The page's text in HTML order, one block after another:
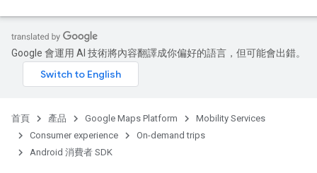
Google 會運用 AI 技術將內容翻譯成你偏好的語言，但可能會出錯。
首頁 產品 Google Maps Platform
Mobility Services
Consumer experience
On-demand trips
Android 消費者 SDK